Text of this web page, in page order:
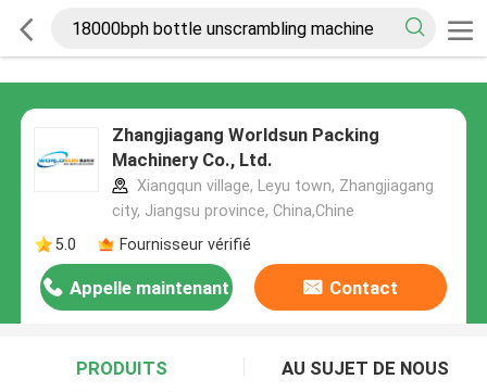
Zhangjiagang Worldsun Packing
Machinery Co., Ltd.
Xiangqun village, Leyu town, Zhangjiagang
city, Jiangsu province, China,Chine
5.0
Fournisseur vérifié
Appelle maintenant Contact
PRODUITS AU SUJET DE NOUS